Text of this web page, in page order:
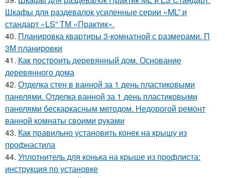
Шкафы для раздевалок усиленные серии «ML” и
стандарт «LS” ТМ «Практик».
40. Планировка квартиры 3-комнатной с размерами. П
3М планировки
41. Как построить деревянный дом. Основание
деревянного дома
42. Отделка стен в ванной за 1 день пластиковыми
панелями. Отделка ванной за 1 день пластиковыми
панелями бескаркасным методом. Недорогой ремонт
ванной комнаты своими руками
43. Как правильно установить конек на крышу из
профнастила
44. Уплотнитель для конька на крыше из профлиста:
инструкция по установке